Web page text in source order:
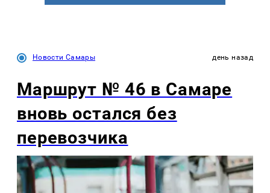
Новости Самары день назад
Маршрут № 46 в Самаре
вновь остался без
перевозчика